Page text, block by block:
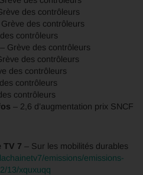
des contrôleurs
des contrôleurs
contrôleurs
– Grève des contrôleurs
des contrôleurs
des contrôleurs
contrôleurs
contrôleurs
– 2,6 d’augmentation prix SNCF
TV 7 – Sur les mobilités durables
emissions/emissions-
13/xquxuqq